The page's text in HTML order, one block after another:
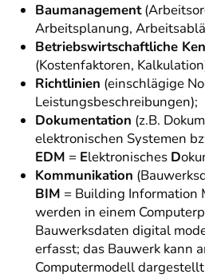
Baumanagement
Arbeitsplanung,
Betriebswirtschaftliche
(Kostenfaktoren,
Richtlinien (einschlägige
Leistungsbeschreibungen);
Dokumentation (z.B.
elektronischen Systemen
EDM = Elektronisches D
Kommunikation
BIM = Building Information
werden in einem
Bauwerksdaten digital
erfasst; das Bauwerk kann
Computermodell